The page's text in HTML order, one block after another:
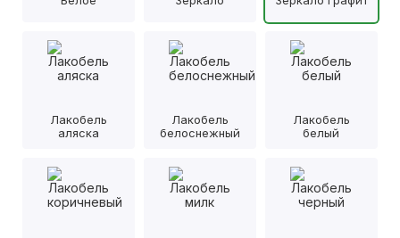
Лакобель
аляска
Лакобель
белоснежный
Лакобель
белый